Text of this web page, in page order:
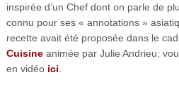
inspirée d’un Chef dont on parle de
connu pour ses « annotations »
recette avait été proposée dans le
Cuisineanimée par Julie Andrieu;
en vidéo ici